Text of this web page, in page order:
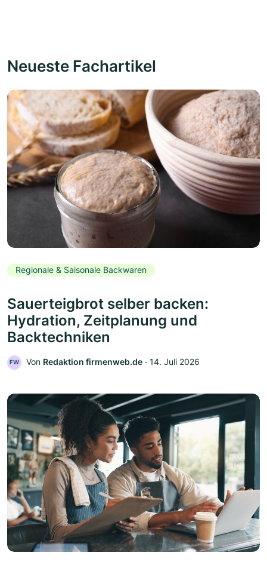
Neueste Fachartikel
Regionale & Saisonale Backwaren
Sauerteigbrot selber backen:
Hydration, Zeitplanung und
Backtechniken
FW Von Redaktion firmenweb.de ‧ 14. Juli 2026